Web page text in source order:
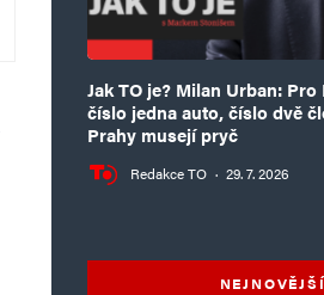
Jak TO je? Milan Urban:
číslo jedna auto, číslo dvě
Prahy musejí pryč
Redakce TO · 29. 7. 2026
NEJNOVĚJŠÍ